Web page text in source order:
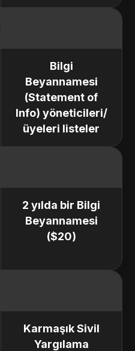
Bilgi
Beyannamesi
(Statement of
Info) yöneticileri/
üyeleri listeler
2 yılda bir Bilgi
Beyannamesi
($20)
Karmaşık Sivil
Yargılama